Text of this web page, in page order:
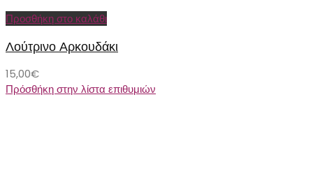
Προσθήκη στο καλάθι
Λούτρινο Αρκουδάκι
15,00€
Πρόσθήκη στην λίστα επιθυμιών